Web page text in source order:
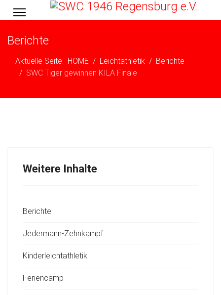
Berichte
Aktuelle Seite: HOME Leichtathletik
Berichte
SWC Tiger gewinnen KILA Finale
Weitere Inhalte
Berichte
Jedermann-Zehnkampf
Kinderleichtathletik
Feriencamp